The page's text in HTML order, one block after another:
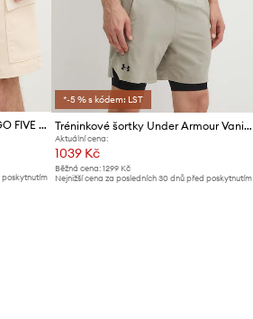
Kraťasy Pepe Jeans GYMDIGO FIVE POCKETS CARGO SHORT
poskytnutím
*-5 % s kódem: LST
Tréninkové šortky Under Armour Vanish
Aktuální cena:
1039 Kč
Běžná cena:1299 Kč
Nejnižší cena za posledních 30 dnů před poskytnutím